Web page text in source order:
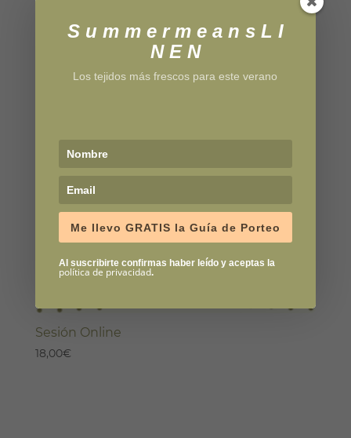
Sesión Online
18,00€
S u m m e r m e a n s L I
N E N
Los tejidos más frescos para este verano
Me llevo GRATIS la Guía de Porteo
Al suscribirte confirmas haber leído y aceptas la
política de privacidad.